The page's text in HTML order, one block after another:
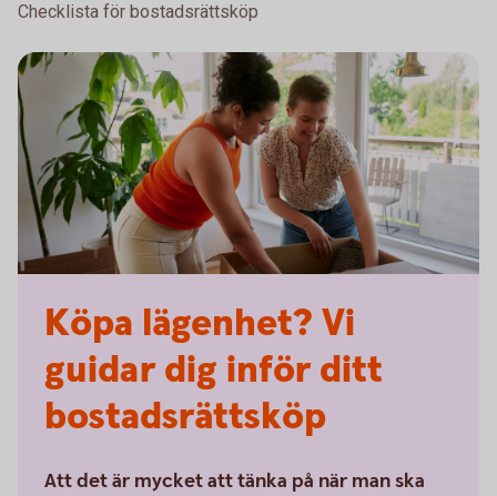
Checklista för bostadsrättsköp
Köpa lägenhet? Vi
guidar dig inför ditt
bostadsrättsköp
Att det är mycket att tänka på när man ska